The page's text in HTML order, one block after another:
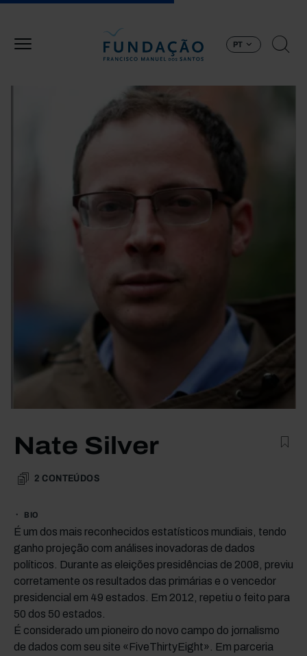
PT
Nate Silver
2 CONTEÚDOS
BIO
É um dos mais reconhecidos estatísticos mundiais, tendo
ganho projeção com análises inovadoras de dados
políticos. Durante as eleições presidências de 2008, previu
corretamente os resultados das primárias e o vencedor
presidencial em 49 estados. Em 2012, repetiu o feito para
50 dos 50 estados.
É considerado um pioneiro do novo campo do jornalismo
de dados com seu site «FiveThirtyEight». Em parceria